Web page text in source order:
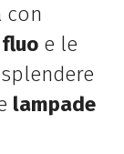
con
e le
lampade